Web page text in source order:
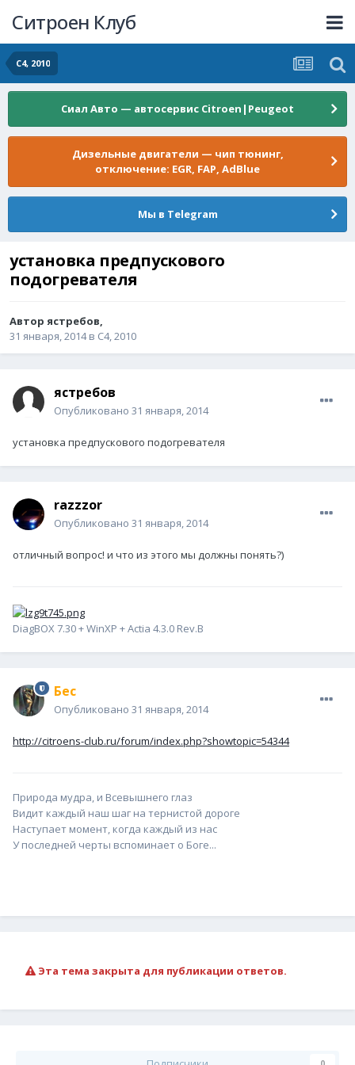
Ситроен Клуб
C4, 2010
Сиал Авто — автосервис Citroen|Peugeot
Дизельные двигатели — чип тюнинг,
отключение: EGR, FAP, AdBlue
Мы в Telegram
установка предпускового
подогревателя
Автор ястребов,
31 января, 2014в C4, 2010
ястребов
Опубликовано 31 января, 2014
установка предпускового подогревателя
razzzor
Опубликовано 31 января, 2014
отличный вопрос! и что из этого мы должны понять?)
DiagBOX 7.30 + WinXP + Actia 4.3.0 Rev.B
Бес
Опубликовано 31 января, 2014
http://citroens-club.ru/forum/index.php?showtopic=54344
Природа мудра, и Всевышнего глаз
Видит каждый наш шаг на тернистой дороге
Наступает момент, когда каждый из нас
У последней черты вспоминает о Боге...
Эта тема закрыта для публикации ответов.